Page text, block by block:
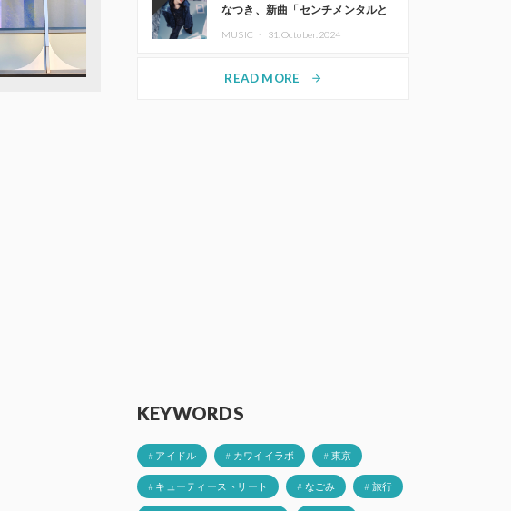
なつき、新曲「センチメンタルと
MUSIC ・ 31.October.2024
READ MORE arrow_forward
KEYWORDS
# アイドル # カワイイラボ # 東京
# キューティーストリート # なごみ # 旅行